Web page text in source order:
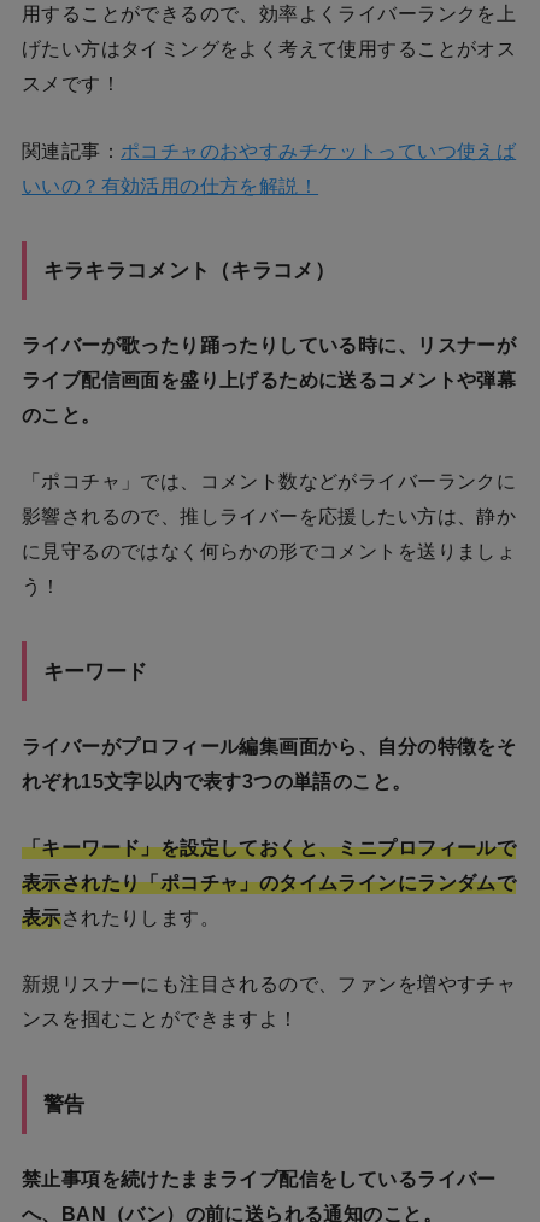
用することができるので、効率よくライバーランクを上
げたい方はタイミングをよく考えて使用することがオス
スメです！
関連記事： ポコチャのおやすみチケットっていつ使えば
いいの？有効活用の仕方を解説！
キラキラコメント（キラコメ）
ライバーが歌ったり踊ったりしている時に、リスナーが
ライブ配信画面を盛り上げるために送るコメントや弾幕
のこと。
「ポコチャ」では、コメント数などがライバーランクに
影響されるので、推しライバーを応援したい方は、静か
に見守るのではなく何らかの形でコメントを送りましょ
う！
キーワード
ライバーがプロフィール編集画面から、自分の特徴をそ
れぞれ15文字以内で表す3つの単語のこと。
「キーワード」を設定しておくと、ミニプロフィールで
表示されたり「ポコチャ」のタイムラインにランダムで
表示されたりします。
新規リスナーにも注目されるので、ファンを増やすチャ
ンスを掴むことができますよ！
警告
禁止事項を続けたままライブ配信をしているライバー
へ、BAN（バン）の前に送られる通知のこと。